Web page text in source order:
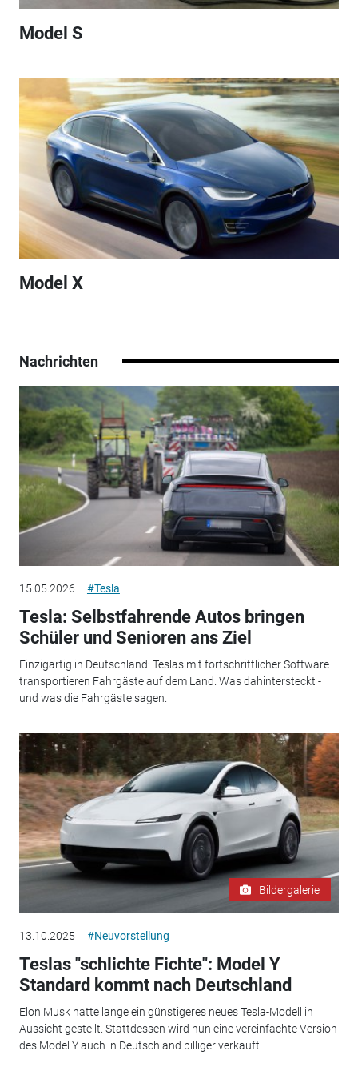
Model S
Model X
Nachrichten
15.05.2026 #Tesla
Tesla: Selbstfahrende Autos bringen
Schüler und Senioren ans Ziel
Einzigartig in Deutschland: Teslas mit fortschrittlicher Software
transportieren Fahrgäste auf dem Land. Was dahintersteckt -
und was die Fahrgäste sagen.
Bildergalerie
13.10.2025 #Neuvorstellung
Teslas "schlichte Fichte": Model Y
Standard kommt nach Deutschland
Elon Musk hatte lange ein günstigeres neues Tesla-Modell in
Aussicht gestellt. Stattdessen wird nun eine vereinfachte Version
des Model Y auch in Deutschland billiger verkauft.